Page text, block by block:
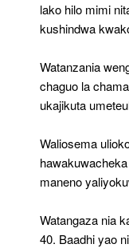
lako hilo mimi
kushindwa
Watanzania
chaguo la
ukajikuta
Waliosema
maneno
Watangaza nia
40. Baadhi yao